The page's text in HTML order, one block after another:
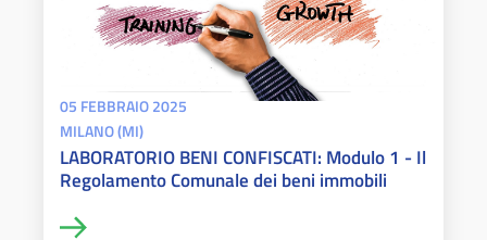
05 FEBBRAIO 2025
MILANO (MI)
LABORATORIO BENI CONFISCATI: Modulo 1 - Il
Regolamento Comunale dei beni immobili